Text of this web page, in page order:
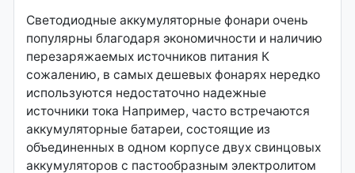
Светодиодные аккумуляторные фонари очень
популярны благодаря экономичности и наличию
перезаряжаемых источников питания К
сожалению, в самых дешевых фонарях нередко
используются недостаточно надежные
источники тока Например, часто встречаются
аккумуляторные батареи, состоящие из
объединенных в одном корпусе двух свинцовых
аккумуляторов с пастообразным электролитом